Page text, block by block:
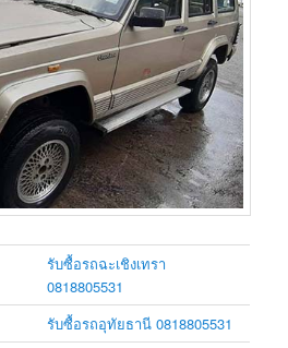
รับซื้อรถฉะเชิงเทรา
0818805531
รับซื้อรถอุทัยธานี 0818805531